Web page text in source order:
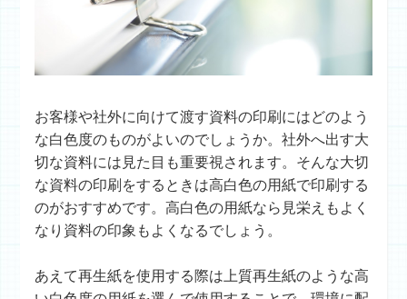
お客様や社外に向けて渡す資料の印刷にはどのよう
な白色度のものがよいのでしょうか。社外へ出す大
切な資料には見た目も重要視されます。そんな大切
な資料の印刷をするときは高白色の用紙で印刷する
のがおすすめです。高白色の用紙なら見栄えもよく
なり資料の印象もよくなるでしょう。
あえて再生紙を使用する際は 上質再生紙のような高